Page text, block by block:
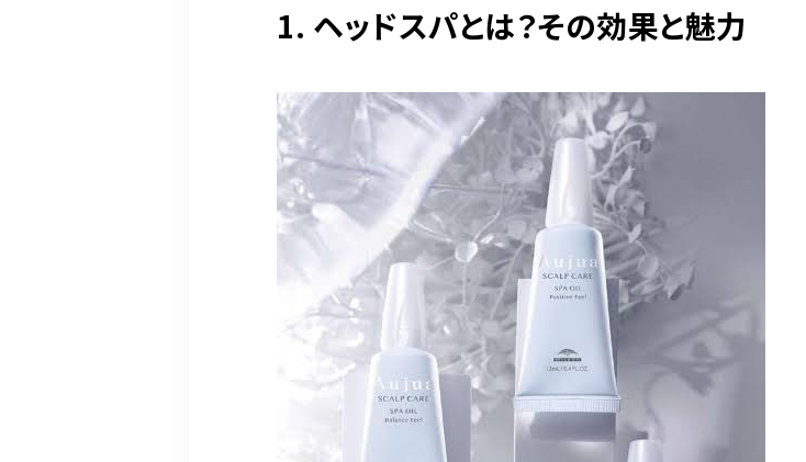
1. ヘッドスパとは？その効果と魅力